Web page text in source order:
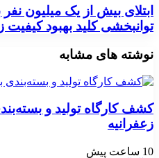
ابتلای بیش از یک میلیون
توانبخشی کلید بهبود کیفیت
نوشته های مشابه
کشف کارگاه تولید و
زعفرانیه
10 ساعت پیش